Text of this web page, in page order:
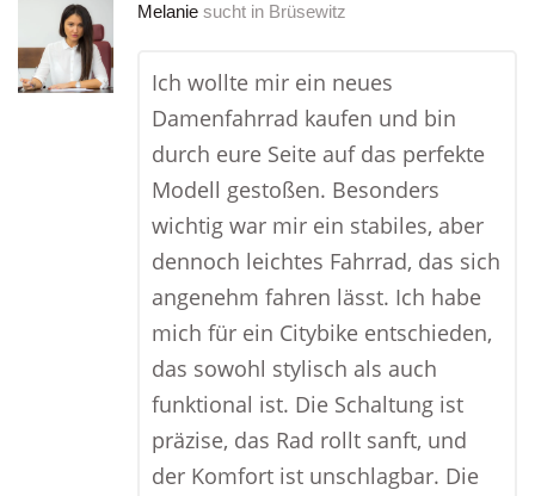
Melanie sucht in Brüsewitz
Ich wollte mir ein neues
Damenfahrrad kaufen und bin
durch eure Seite auf das perfekte
Modell gestoßen. Besonders
wichtig war mir ein stabiles, aber
dennoch leichtes Fahrrad, das sich
angenehm fahren lässt. Ich habe
mich für ein Citybike entschieden,
das sowohl stylisch als auch
funktional ist. Die Schaltung ist
präzise, das Rad rollt sanft, und
der Komfort ist unschlagbar. Die